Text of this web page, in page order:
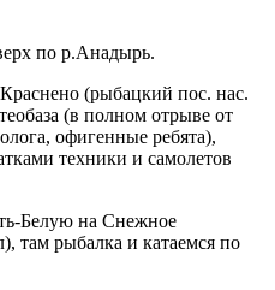
по р.Анадырь.
(рыбацкий пос. нас.
(в полном отрыве от
офигенные ребята),
техники и самолетов
Белую на Снежное
там рыбалка и катаемся по